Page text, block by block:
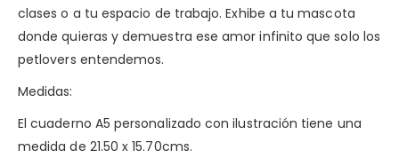
clases o a tu espacio de trabajo. Exhibe a tu mascota
donde quieras y demuestra ese amor infinito que solo los
petlovers entendemos.
Medidas:
El cuaderno A5 personalizado con ilustración tiene una
medida de 21.50 x 15.70cms.